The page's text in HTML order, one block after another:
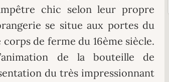
chic selon leur propre
se situe aux portes du
de ferme du 16ème siècle.
de la bouteille de
du très impressionnant